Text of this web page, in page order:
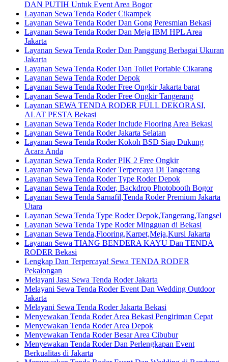
DAN PUTIH Untuk Event Area Bogor
Layanan Sewa Tenda Roder Cikampek
Layanan Sewa Tenda Roder Dan Gong Peresmian Bekasi
Layanan Sewa Tenda Roder Dan Meja IBM HPL Area
Jakarta
Layanan Sewa Tenda Roder Dan Panggung Berbagai Ukuran
Jakarta
Layanan Sewa Tenda Roder Dan Toilet Portable Cikarang
Layanan Sewa Tenda Roder Depok
Layanan Sewa Tenda Roder Free Ongkir Jakarta barat
Layanan Sewa Tenda Roder Free Ongkir Tangerang
Layanan SEWA TENDA RODER FULL DEKORASI,
ALAT PESTA Bekasi
Layanan Sewa Tenda Roder Include Flooring Area Bekasi
Layanan Sewa Tenda Roder Jakarta Selatan
Layanan Sewa Tenda Roder Kokoh BSD Siap Dukung
Acara Anda
Layanan Sewa Tenda Roder PIK 2 Free Ongkir
Layanan Sewa Tenda Roder Terpercaya Di Tangerang
Layanan Sewa Tenda Roder Type Roder Depok
Layanan Sewa Tenda Roder, Backdrop Photobooth Bogor
Layanan Sewa Tenda Sarnafil,Tenda Roder Premium Jakarta
Utara
Layanan Sewa Tenda Type Roder Depok,Tangerang,Tangsel
Layanan Sewa Tenda Type Roder Mingguan di Bekasi
Layanan Sewa Tenda,Flooring,Karpet,Meja,Kursi Jakarta
Layanan Sewa TIANG BENDERA KAYU Dan TENDA
RODER Bekasi
Lengkap Dan Terpercaya! Sewa TENDA RODER
Pekalongan
Melayani Jasa Sewa Tenda Roder Jakarta
Melayani Sewa Tenda Roder Event Dan Wedding Outdoor
Jakarta
Melayani Sewa Tenda Roder Jakarta Bekasi
Menyewakan Tenda Roder Area Bekasi Pengiriman Cepat
Menyewakan Tenda Roder Area Depok
Menyewakan Tenda Roder Besar Area Cibubur
Menyewakan Tenda Roder Dan Perlengkapan Event
Berkualitas di Jakarta